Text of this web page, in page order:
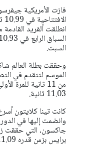
فازت الأمريكية
انطلقت ألفريد
السبت.
وحققت بطلة العالم
الموسم لتتقدم في
من 11 ثانية
11.03 ثانية.
وانضمت إليها في
برايس بزمن قدره 11.09 لتبدأ آخر لقاءاتها قبل الاعتزال.